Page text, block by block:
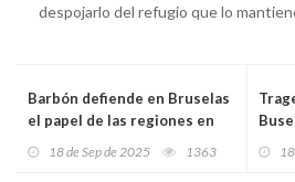
despojarlo del refugio que lo
Barbón defiende en Bruselas
el papel de las regiones en
reclama la eliminación del
18 de Sep de 2025 1363